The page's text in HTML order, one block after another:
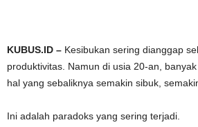
KUBUS.ID – Kesibukan sering dianggap
produktivitas. Namun di usia 20-an,
hal yang sebaliknya semakin sibuk,
Ini adalah paradoks yang sering terjadi.